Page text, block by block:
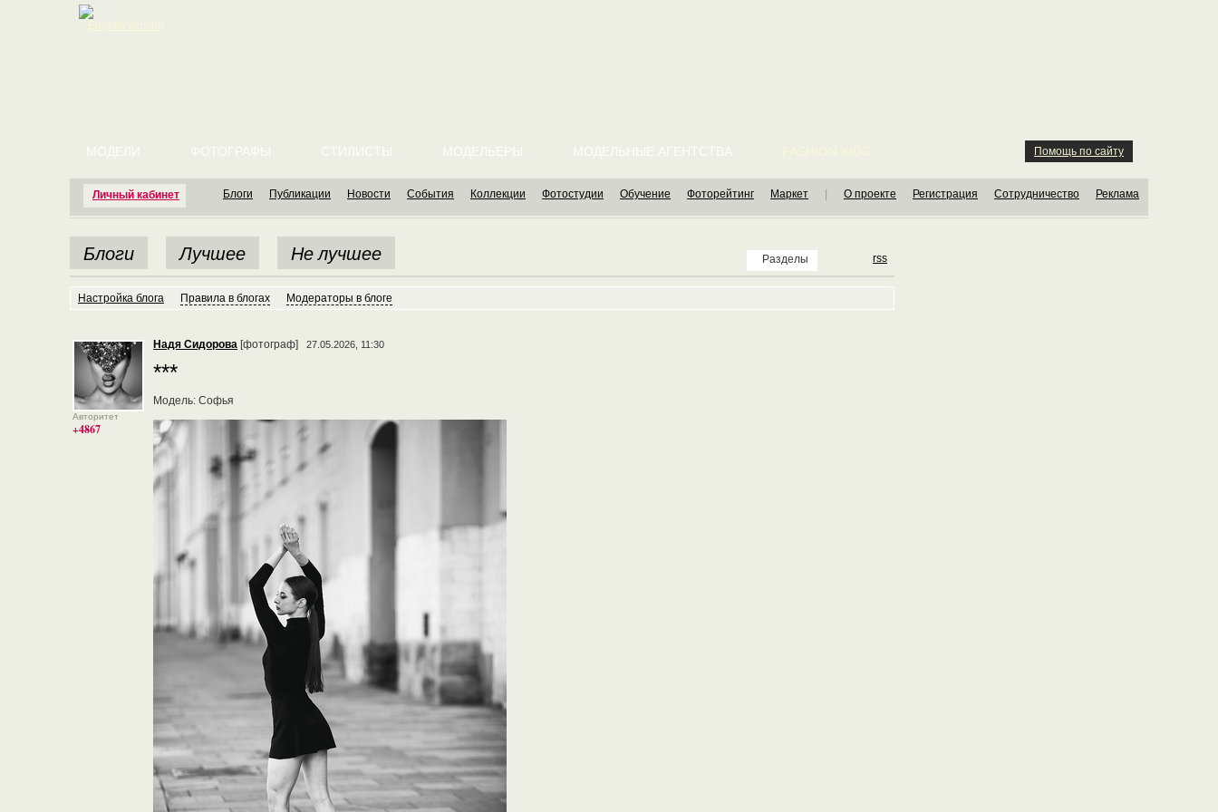
Личный кабинет
МОДЕЛИ ФОТОГРАФЫ СТИЛИСТЫ МОДЕЛЬЕРЫ МОДЕЛЬНЫЕ АГЕНТСТВА Помощь по сайту
Блоги Публикации Новости События Коллекции Фотостудии Обучение Фоторейтинг Маркет О проекте Регистрация Сотрудничество Реклама
Разделы rss
Блоги Лучшее Не лучшее
Настройка блога Правила в блогах Модераторы в блоге
Авторитет
+4867
Надя Сидорова [фотограф] 27.05.2026, 11:30
***
Модель: Софья